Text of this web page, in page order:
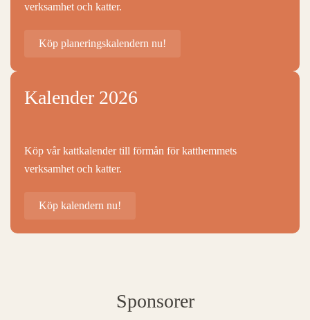
verksamhet och katter.
Köp planeringskalendern nu!
Kalender 2026
Köp vår kattkalender till förmån för katthemmets
verksamhet och katter.
Köp kalendern nu!
Sponsorer